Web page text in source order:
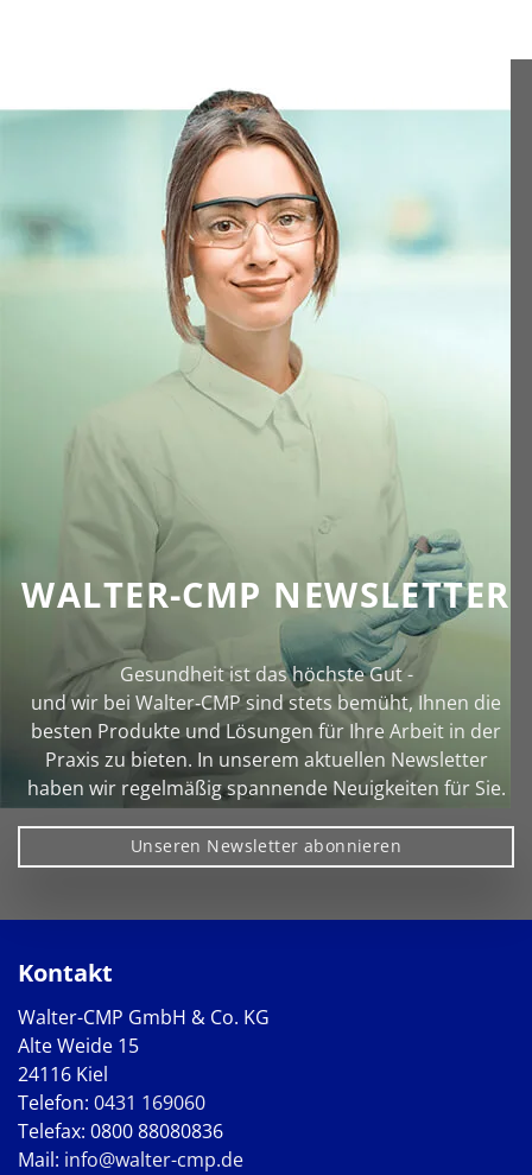
WALTER-CMP NEWSLETTER
Gesundheit ist das höchste Gut -
und wir bei Walter‑CMP sind stets bemüht, Ihnen die
besten Produkte und Lösungen für Ihre Arbeit in der
Praxis zu bieten. In unserem aktuellen Newsletter
haben wir regelmäßig spannende Neuigkeiten für Sie.
Unseren Newsletter abonnieren
Kontakt
Walter-CMP GmbH & Co. KG
Alte Weide 15
24116 Kiel
Telefon: 0431 169060
Telefax: 0800 88080836
Mail: info@walter-cmp.de